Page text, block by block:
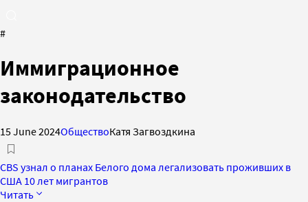
#
Иммиграционное
законодательство
15 June 2024ОбществоКатя Загвоздкина
CBS узнал о планах Белого дома легализовать проживших в
США 10 лет мигрантов
Читать